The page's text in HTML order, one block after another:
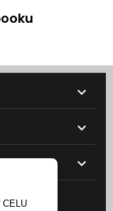



CELU